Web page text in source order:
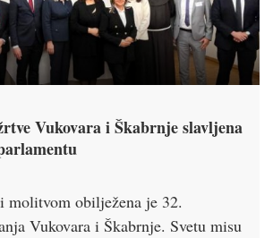
Vukovara i Škabrnje slavljena
molitvom obilježena je 32.
Vukovara i Škabrnje. Svetu misu